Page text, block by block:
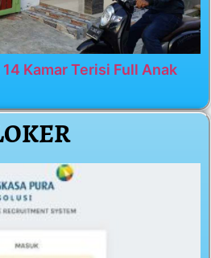
Kamar Terisi Full Anak